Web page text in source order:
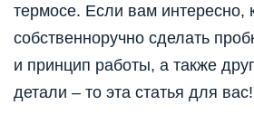
термосе. Если вам интересно,
собственноручно сделать
и принцип работы, а также
детали – то эта статья для вас!